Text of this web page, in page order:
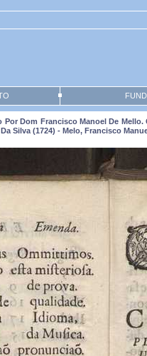
Dom Francisco Manoel De
Silva (1724) - Melo, Francisco